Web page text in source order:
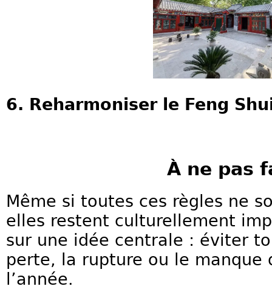
6. Reharmoniser le Feng
À ne pas
Même si toutes ces règles ne
elles restent culturellement
sur une idée centrale : éviter
perte, la rupture ou le manque
l’année.